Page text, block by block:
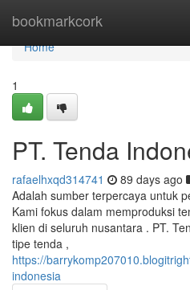
bookmarkcork
Home
Home
1
PT. Tenda
rafaelhxqd314741 89 days ago
Adalah sumber terpercaya untuk
Kami fokus dalam memproduksi
klien di seluruh nusantara . PT.
tipe tenda ,
https://
indonesia